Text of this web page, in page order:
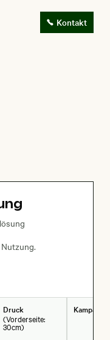
Kontakt
springen
Druck
(Vorderseite:
30cm)